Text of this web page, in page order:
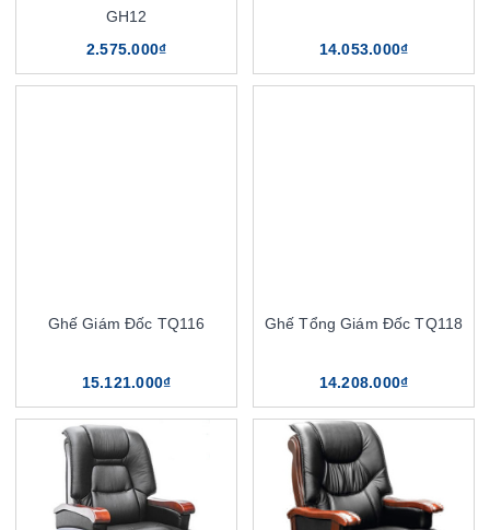
GH12
2.575.000₫
14.053.000₫
Ghế Giám Đốc TQ116
15.121.000₫
Ghế Tổng Giám Đốc TQ118
14.208.000₫